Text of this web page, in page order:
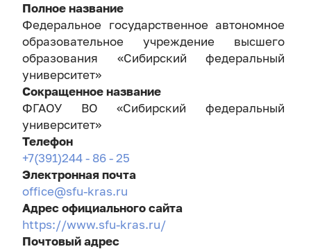
Полное название
Федеральное государственное автономное
образовательное учреждение высшего
образования «Сибирский федеральный
университет»
Сокращенное название
ФГАОУ ВО «Сибирский федеральный
университет»
Телефон
+7(391)244 - 86 - 25
Электронная почта
office@sfu-kras.ru
Адрес официального сайта
https://www.sfu-kras.ru/
Почтовый адрес